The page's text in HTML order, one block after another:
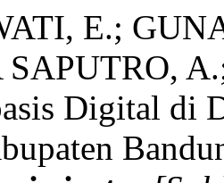
E.;
Digital di